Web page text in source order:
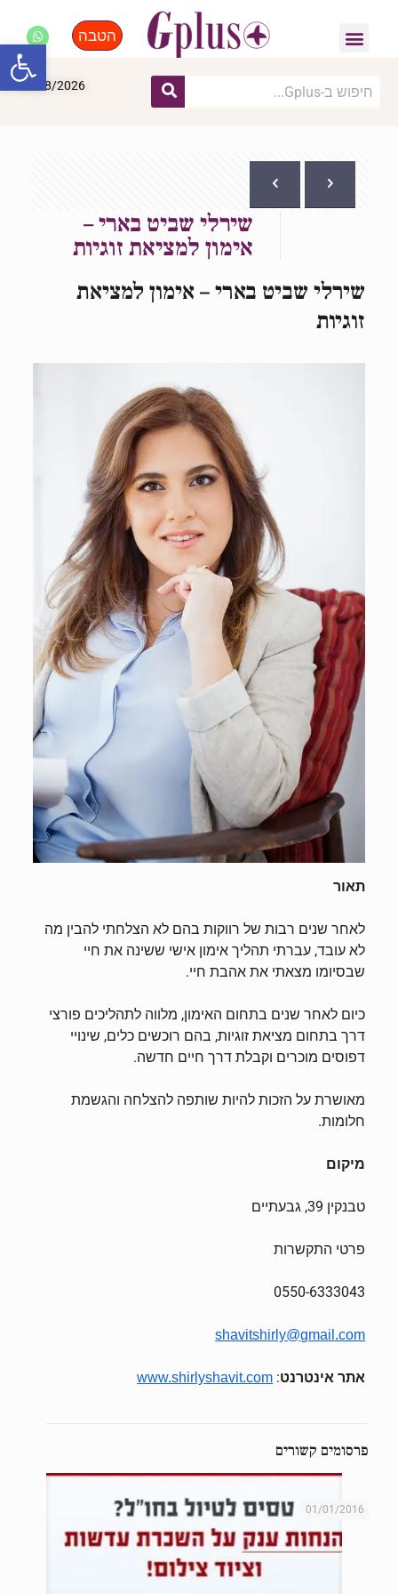
הטבה
08/08/2026
שירלי שביט בארי –
אימון למציאת זוגיות
שירלי שביט בארי – אימון למציאת
זוגיות
תאור
לאחר שנים רבות של רווקות בהם לא הצלחתי להבין מה
לא עובד, עברתי תהליך אימון אישי ששינה את חיי
שבסיומו מצאתי את אהבת חיי.
כיום לאחר שנים בתחום האימון, מלווה לתהליכים פורצי
דרך בתחום מציאת זוגיות, בהם רוכשים כלים, שינויי
דפוסים מוכרים וקבלת דרך חיים חדשה.
מאושרת על הזכות להיות שותפה להצלחה והגשמת
חלומות.
מיקום
טבנקין 39, גבעתיים
פרטי התקשרות
0550-6333043
shavitshirly@gmail.com
אתר אינטרנט:
www.shirlyshavit.com
פרסומים קשורים
01/01/2016
פתח